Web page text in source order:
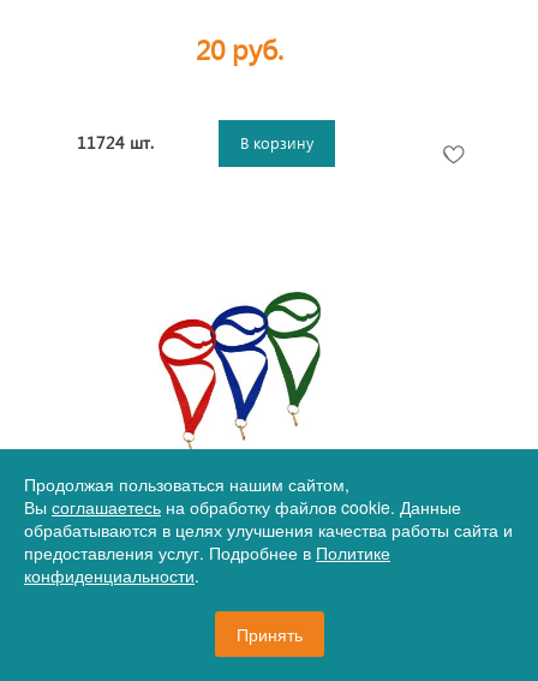
20 руб.
11724 шт. В корзину
Лента для медали
20 руб.
Продолжая пользоваться нашим сайтом,
Вы соглашаетесь на обработку файлов cookie. Данные
обрабатываются в целях улучшения качества работы сайта и
предоставления услуг. Подробнее в Политике
конфиденциальности.
Принять